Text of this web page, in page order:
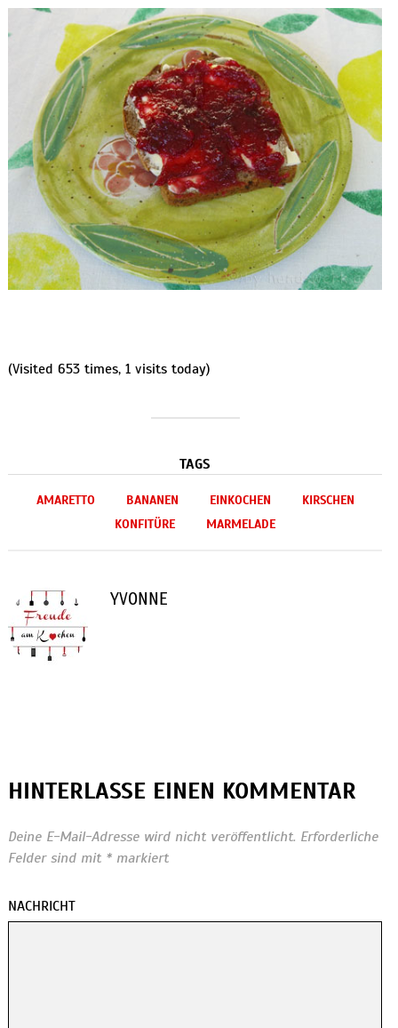
(Visited 653 times, 1 visits today)
TAGS
AMARETTO BANANEN EINKOCHEN
KIRSCHEN
KONFITÜRE
MARMELADE
YVONNE
HINTERLASSE EINEN KOMMENTAR
Deine E-Mail-Adresse wird nicht veröffentlicht. Erforderliche
Felder sind mit *markiert
NACHRICHT